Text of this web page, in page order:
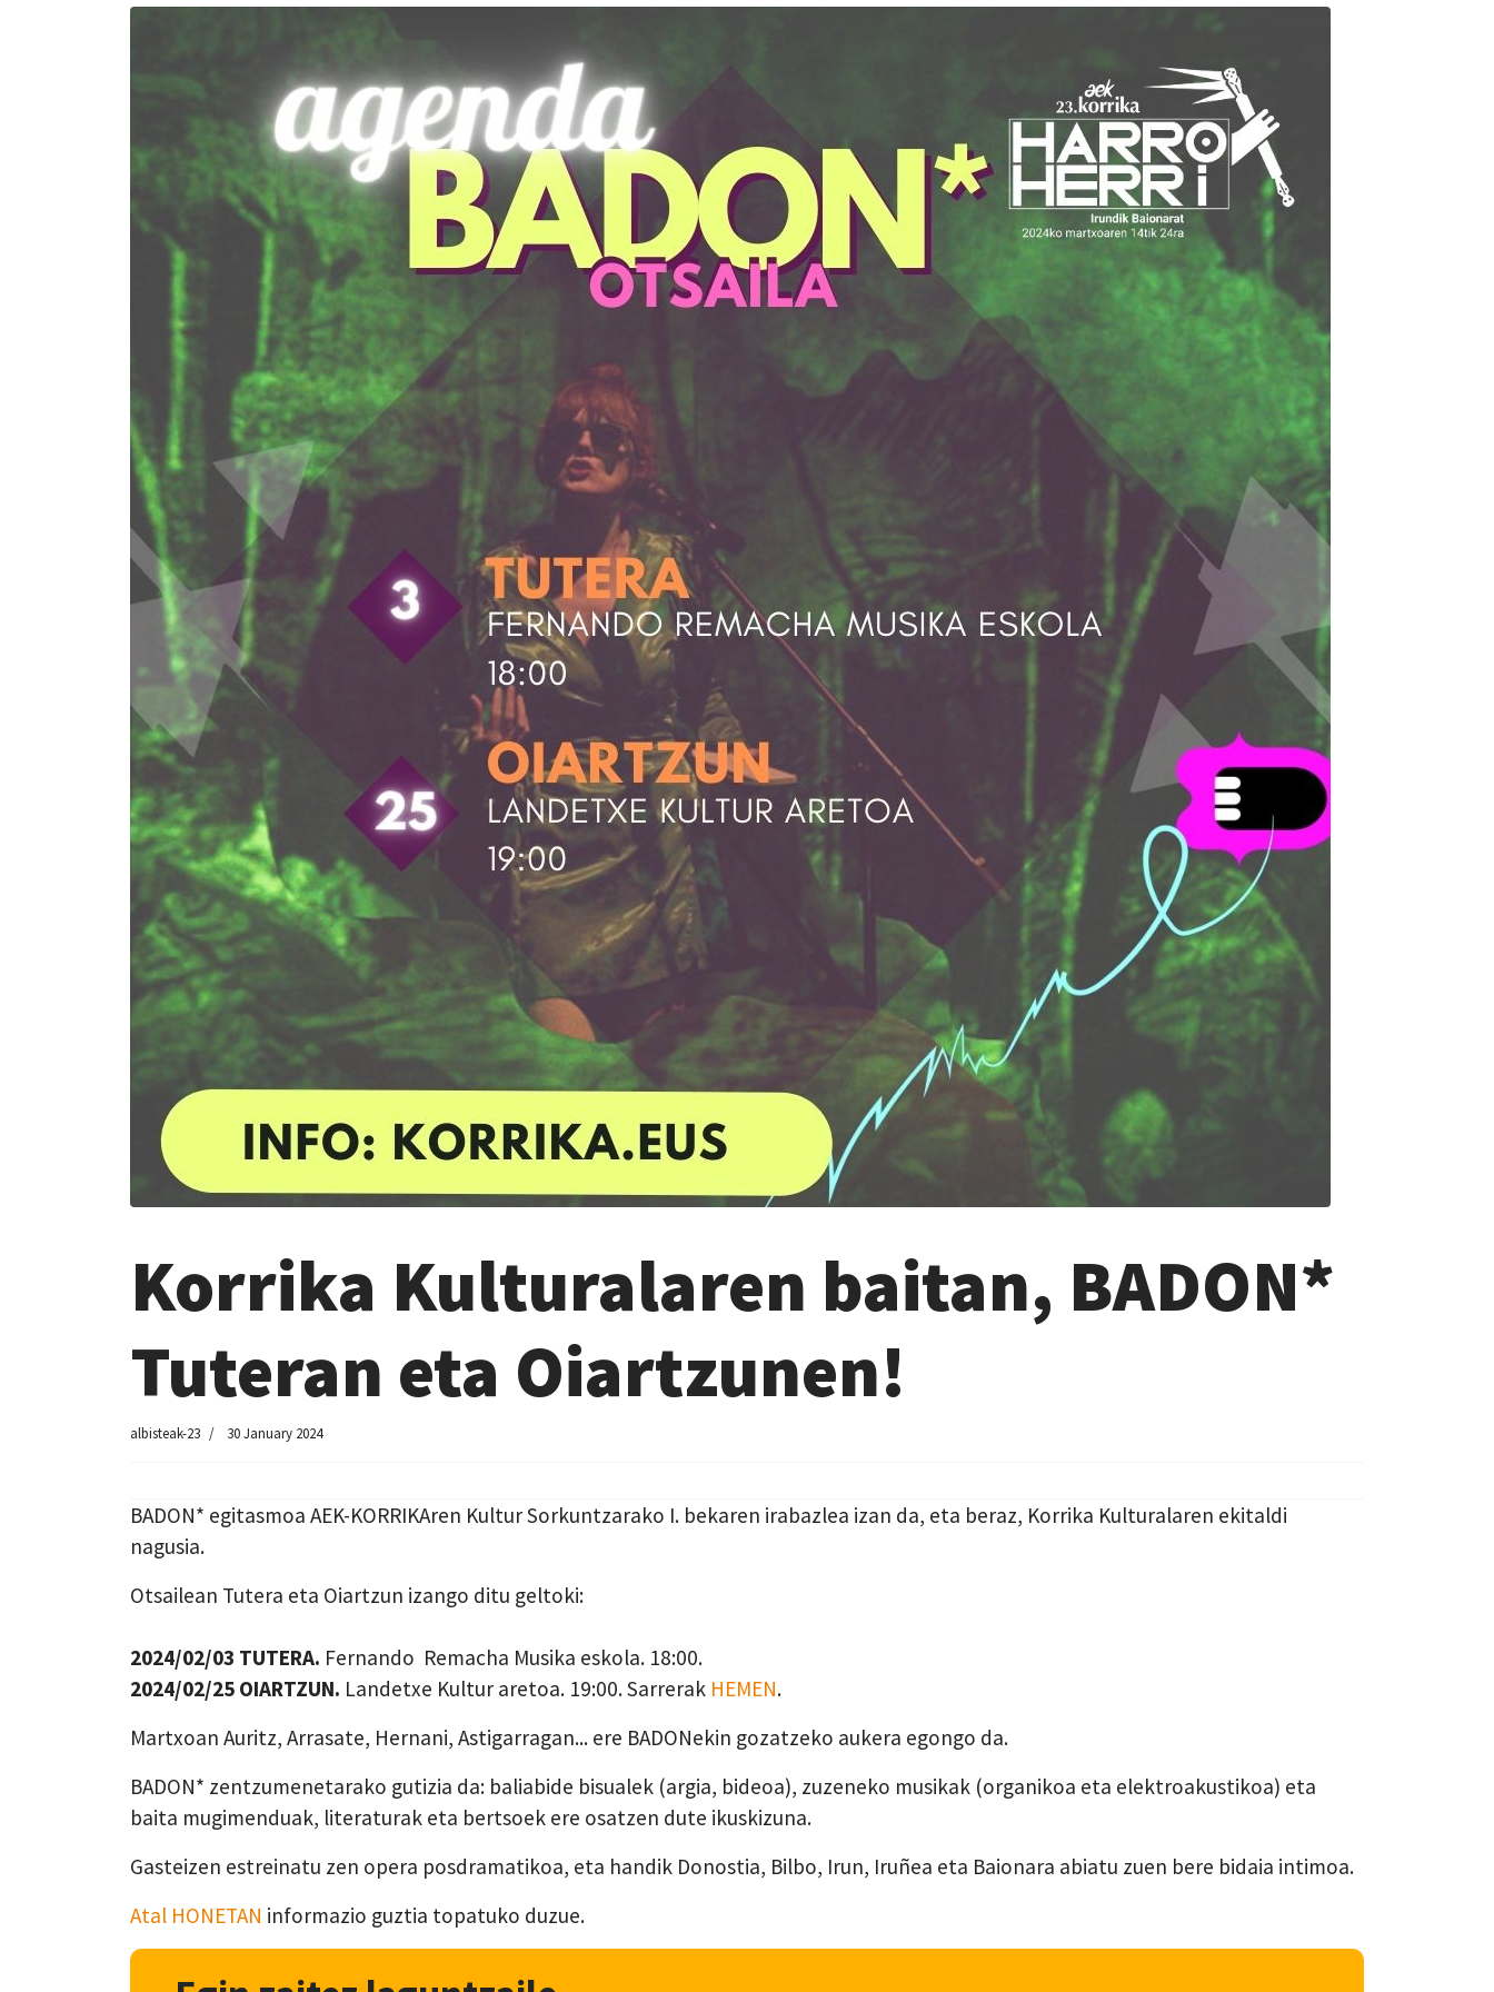
Korrika Kulturalaren baitan, BADON*
Tuteran eta Oiartzunen!
albisteak-23 30 January 2024
BADON* egitasmoa AEK-KORRIKAren Kultur Sorkuntzarako I. bekaren irabazlea izan da, eta beraz, Korrika Kulturalaren ekitaldi
nagusia.
Otsailean Tutera eta Oiartzun izango ditu geltoki:
2024/02/03 TUTERA. Fernando Remacha Musika eskola. 18:00.
2024/02/25 OIARTZUN. Landetxe Kultur aretoa. 19:00. Sarrerak HEMEN.
Martxoan Auritz, Arrasate, Hernani, Astigarragan... ere BADONekin gozatzeko aukera egongo da.
BADON* zentzumenetarako gutizia da: baliabide bisualek (argia, bideoa), zuzeneko musikak (organikoa eta elektroakustikoa) eta
baita mugimenduak, literaturak eta bertsoek ere osatzen dute ikuskizuna.
Gasteizen estreinatu zen opera posdramatikoa, eta handik Donostia, Bilbo, Irun, Iruñea eta Baionara abiatu zuen bere bidaia intimoa.
Atal HONETAN informazio guztia topatuko duzue.